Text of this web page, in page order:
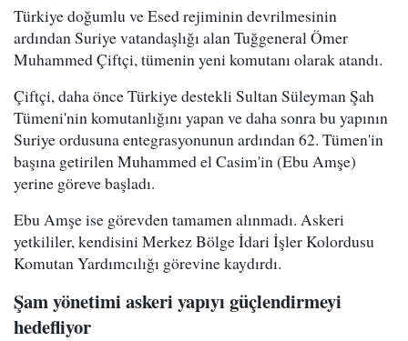
Türkiye doğumlu ve Esed rejiminin devrilmesinin
ardından Suriye vatandaşlığı alan Tuğgeneral Ömer
Muhammed Çiftçi, tümenin yeni komutanı olarak atandı.
Çiftçi, daha önce Türkiye destekli Sultan Süleyman Şah
Tümeni'nin komutanlığını yapan ve daha sonra bu yapının
Suriye ordusuna entegrasyonunun ardından 62. Tümen'in
başına getirilen Muhammed el Casim'in (Ebu Amşe)
yerine göreve başladı.
Ebu Amşe ise görevden tamamen alınmadı. Askeri
yetkililer, kendisini Merkez Bölge İdari İşler Kolordusu
Komutan Yardımcılığı görevine kaydırdı.
Şam yönetimi askeri yapıyı güçlendirmeyi
hedefliyor